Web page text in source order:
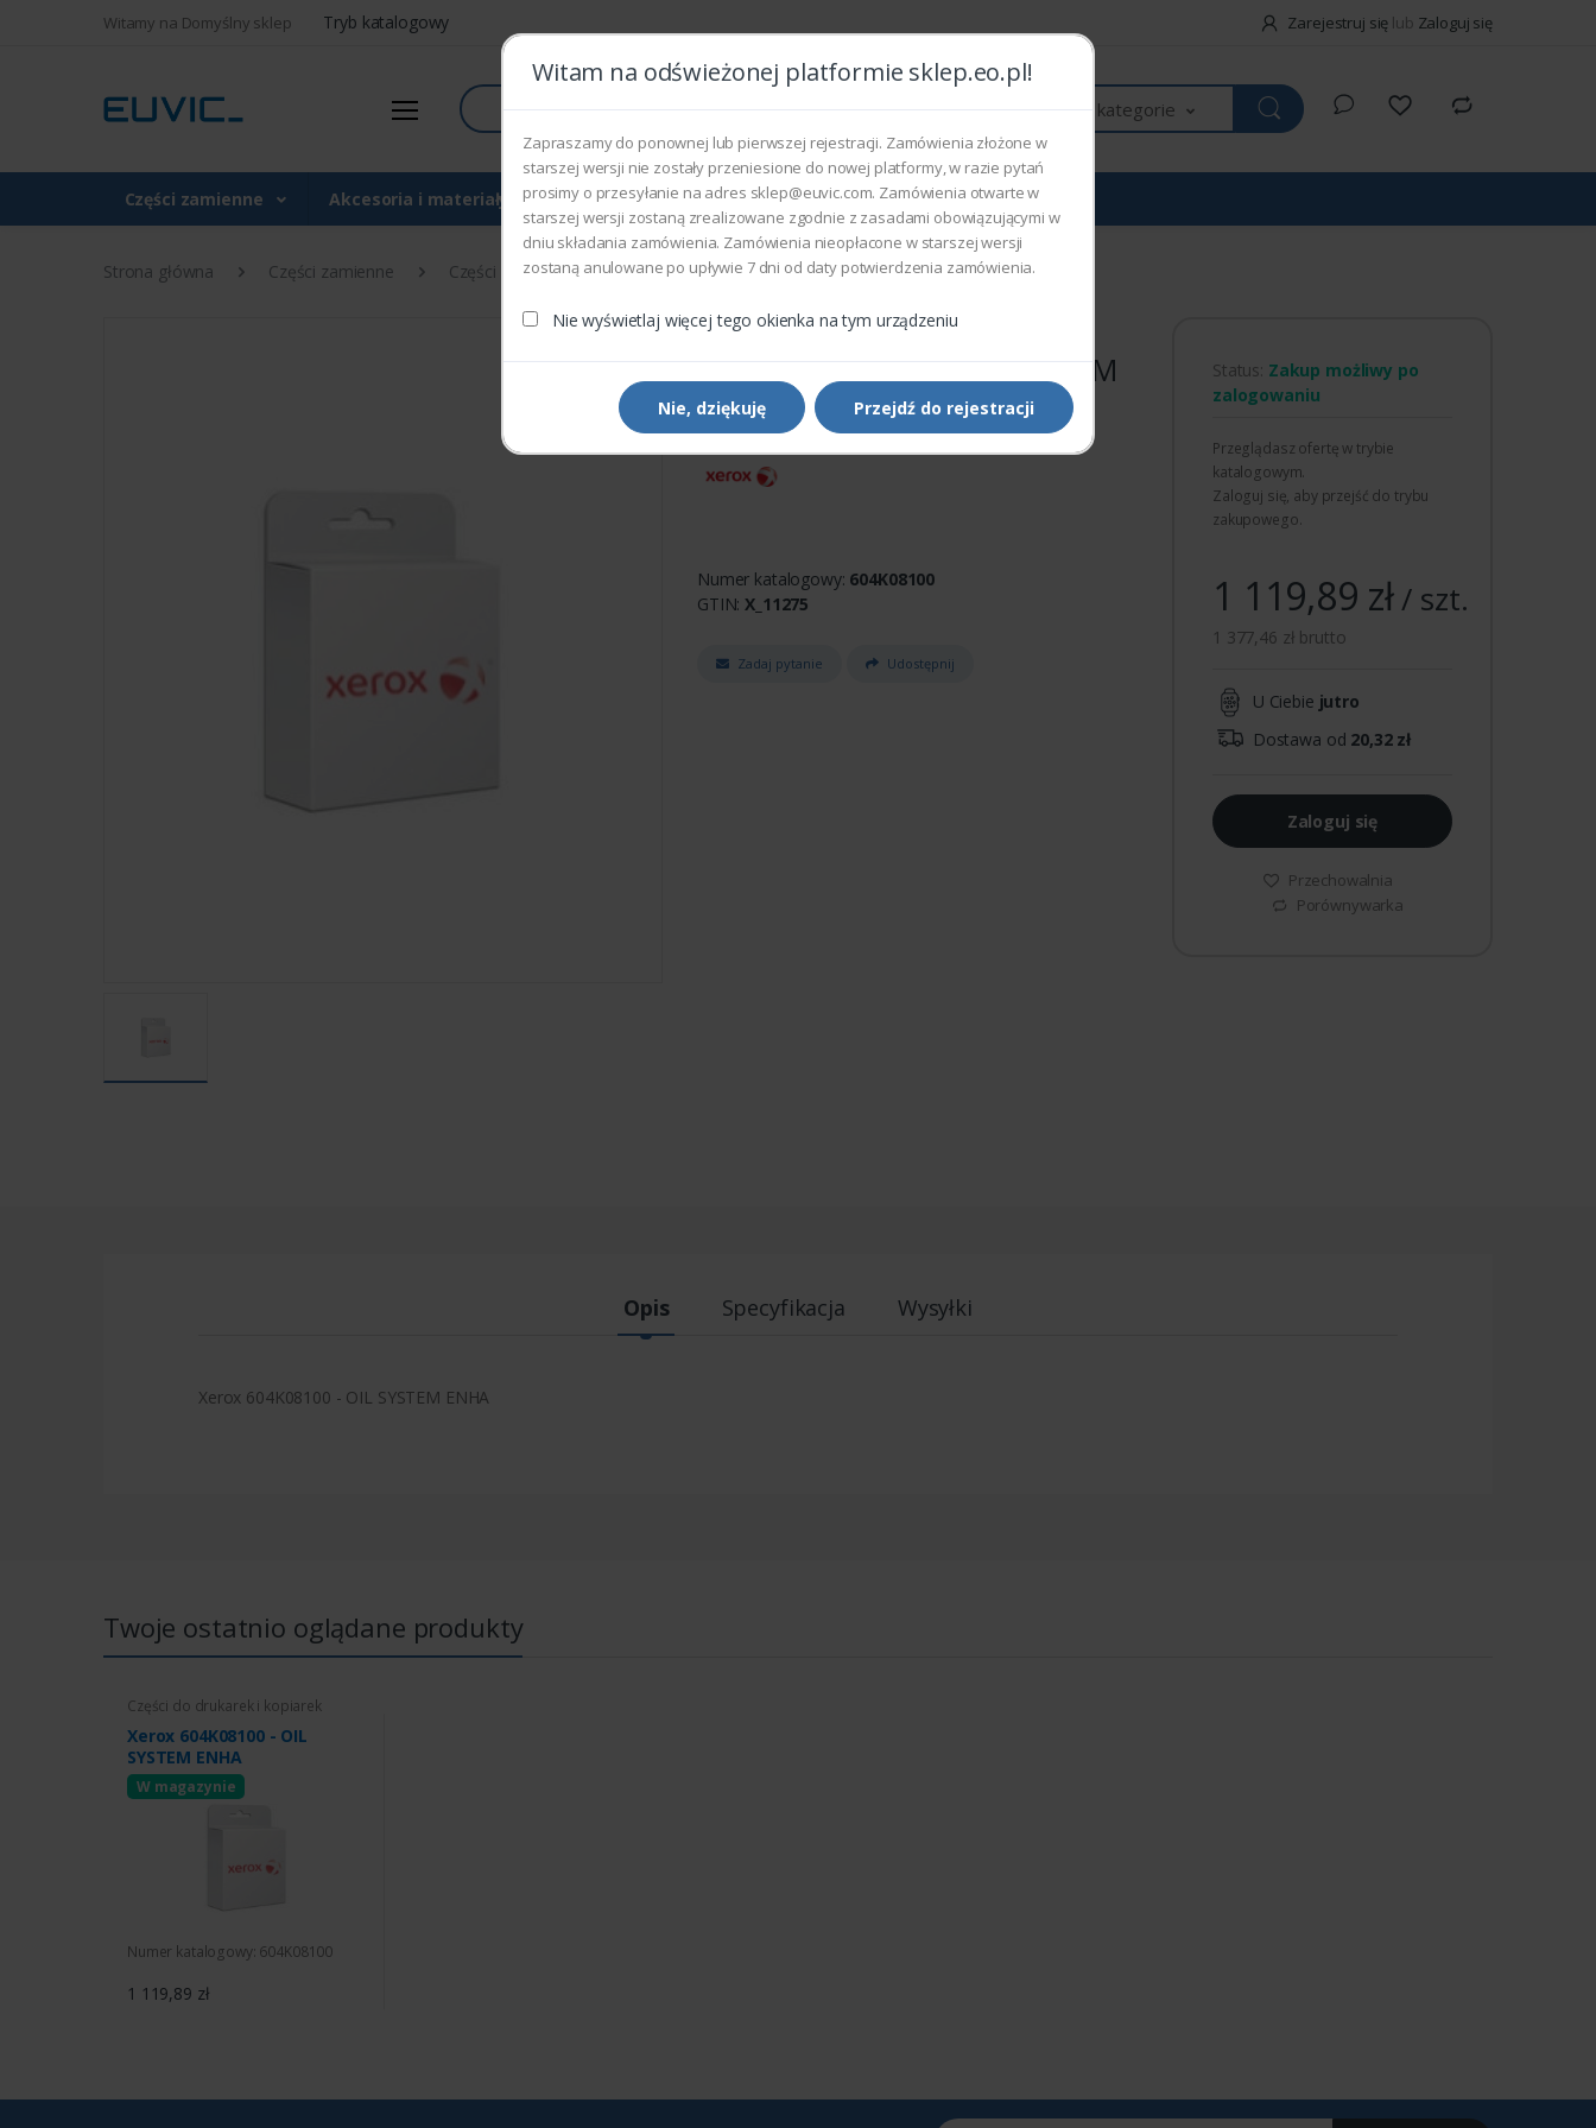
Witamy na Domyślny sklep Tryb katalogowy Zarejestruj się lub Zaloguj się
Szukaj
Wszystkie kategorie
Części zamienne Akcesoria i materiały eksploatacyjne
Witam na odświeżonej platformie sklep.eo.pl!
Zapraszamy do ponownej lub pierwszej rejestracji. Zamówienia złożone w
starszej wersji nie zostały przeniesione do nowej platformy, w razie pytań
prosimy o przesyłanie na adres sklep@euvic.com. Zamówienia otwarte w
starszej wersji zostaną zrealizowane zgodnie z zasadami obowiązującymi w
dniu składania zamówienia. Zamówienia nieopłacone w starszej wersji
zostaną anulowane po upływie 7 dni od daty potwierdzenia zamówienia.
Nie wyświetlaj więcej tego okienka na tym urządzeniu
Nie, dziękuję Przejdź do rejestracji
Strona główna Części zamienne Części do drukarek i kopiarek Xerox 604K08100 - OIL SYSTEM ENHA
Części do drukarek i kopiarek
Xerox 604K08100 - OIL SYSTEM
ENHA
Numer katalogowy: 604K08100
GTIN:X_11275
Zadaj pytanie Udostępnij
Status: Zakup możliwy po
zalogowaniu
Przeglądasz ofertę w trybie
katalogowym.
Zaloguj się, aby przejść do trybu
zakupowego.
1 119,89 zł/ szt.
1 377,46 zł brutto
U Ciebie jutro
Dostawa od 20,32 zł
Zaloguj się
Przechowalnia
Porównywarka
Opis Specyfikacja Wysyłki
Xerox 604K08100 - OIL SYSTEM ENHA
Twoje ostatnio oglądane produkty
Części do drukarek i kopiarek
Xerox 604K08100 - OIL
SYSTEM ENHA
W magazynie
Numer katalogowy: 604K08100
1 119,89 zł